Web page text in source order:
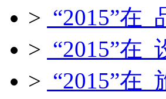
> “2015”在
> “2015”在
> “2015”在